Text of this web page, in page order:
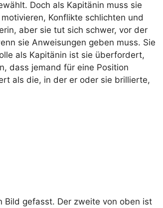
Doch als Kapitänin muss sie
Konflikte schlichten und
aber sie tut sich schwer, vor der
sie Anweisungen geben muss. Sie
als Kapitänin ist sie überfordert,
dass jemand für eine Position
als die, in der er oder sie brillierte,
Bild gefasst. Der zweite von oben ist